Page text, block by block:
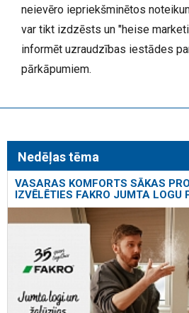
neievēro iepriekšminētos
var tikt izdzēsts un "heise
informēt uzraudzības iestādes
pārkāpumiem.
Nedēļas tēma
VASARAS KOMFORTS SĀKAS
IZVĒLĒTIES FAKRO JUMTA LOGU